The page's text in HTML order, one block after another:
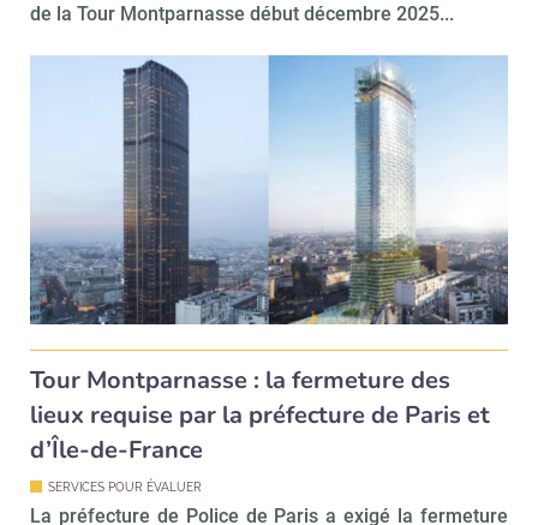
de la Tour Montparnasse début décembre 2025...
Tour Montparnasse : la fermeture des
lieux requise par la préfecture de Paris et
d’Île-de-France
SERVICES POUR ÉVALUER
La préfecture de Police de Paris a exigé la fermeture